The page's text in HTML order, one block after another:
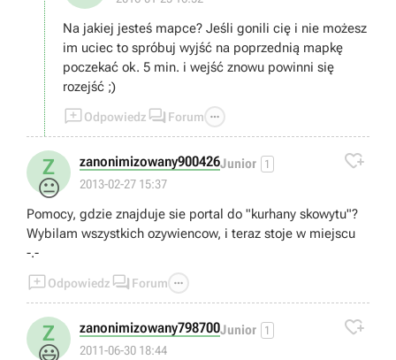
Na jakiej jesteś mapce? Jeśli gonili cię i nie możesz
im uciec to spróbuj wyjść na poprzednią mapkę
poczekać ok. 5 min. i wejść znowu powinni się
rozejść ;)
Odpowiedz  Forum 
Z
😐
zanonimizowany900426Junior 1
2013-02-27 15:37

Pomocy, gdzie znajduje sie portal do "kurhany skowytu"?
Wybilam wszystkich ozywiencow, i teraz stoje w miejscu
-.-
Odpowiedz  Forum 
Z
😃
zanonimizowany798700Junior 1
2011-06-30 18:44
